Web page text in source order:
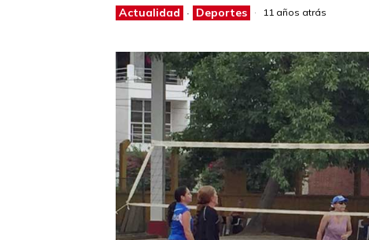
Actualidad · Deportes 11 años atrás